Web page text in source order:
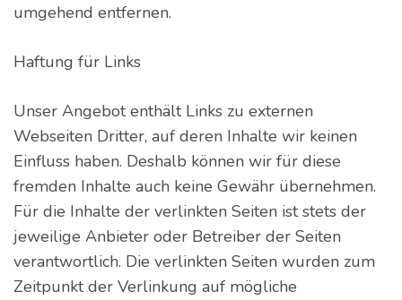
umgehend entfernen.
Haftung für Links
Unser Angebot enthält Links zu externen
Webseiten Dritter, auf deren Inhalte wir keinen
Einfluss haben. Deshalb können wir für diese
fremden Inhalte auch keine Gewähr übernehmen.
Für die Inhalte der verlinkten Seiten ist stets der
jeweilige Anbieter oder Betreiber der Seiten
verantwortlich. Die verlinkten Seiten wurden zum
Zeitpunkt der Verlinkung auf mögliche